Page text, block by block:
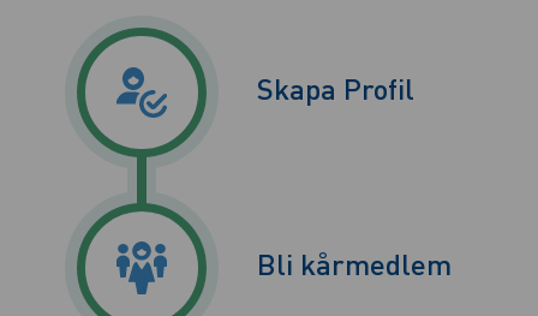
Skapa Profil
Bli kårmedlem